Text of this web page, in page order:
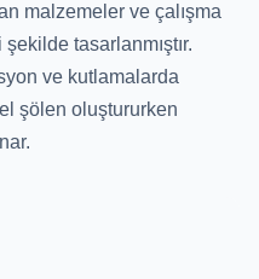
malzemeler ve çalışma
tasarlanmıştır.
ve kutlamalarda
şölen oluştururken